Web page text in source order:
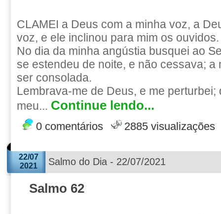
CLAMEI a Deus com a minha voz, a
voz, e ele inclinou para mim os ouvidos.
No dia da minha angústia busquei ao
se estendeu de noite, e não cessava; a
ser consolada.
Lembrava-me de Deus, e me perturbei;
meu... Continue lendo...
0 comentários 2885 visualizações
22/07
2021
Salmo do Dia - 22/07/2021
Salmo 62